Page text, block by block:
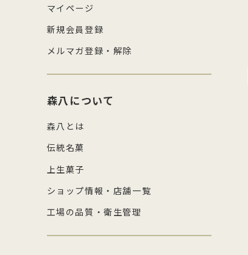
マイページ
新規会員登録
メルマガ登録・解除
森八について
森八とは
伝統名菓
上生菓子
ショップ情報・店舗一覧
工場の品質・衛生管理